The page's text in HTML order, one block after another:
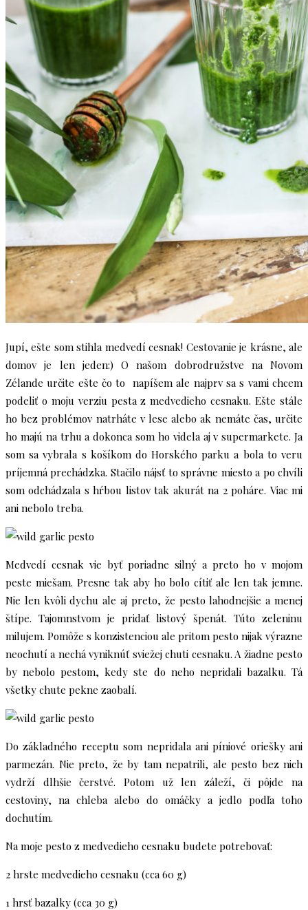
Jupí, ešte som stihla medvedí cesnak! Cestovanie je krásne, ale
domov je len jeden:) O našom dobrodružstve na Novom
Zélande určite ešte čo to napíšem ale najprv sa s vami chcem
podeliť o moju verziu pesta z medvedieho cesnaku. Ešte stále
ho bez problémov natrháte v lese alebo ak nemáte čas, určite
ho majú na trhu a dokonca som ho videla aj v supermarkete. Ja
som sa vybrala s košíkom do Horského parku a bola to veru
príjemná prechádzka. Stačilo nájsť to správne miesto a po chvíli
som odchádzala s hŕbou listov tak akurát na 2 poháre. Viac mi
ani nebolo treba.
Medvedí cesnak vie byť poriadne silný a preto ho v mojom
peste miešam. Presne tak aby ho bolo cítiť ale len tak jemne.
Nie len kvôli dychu ale aj preto, že pesto lahodnejšie a menej
štípe. Tajomnstvom je pridať listový špenát. Túto zeleninu
milujem. Pomôže s konzistenciou ale pritom pesto nijak výrazne
neochutí a nechá vyniknúť sviežej chuti cesnaku. A žiadne pesto
by nebolo pestom, kedy ste do neho nepridali bazalku. Tá
všetky chute pekne zaobalí.
Do základného receptu som nepridala ani píniové oriešky ani
parmezán. Nie preto, že by tam nepatrili, ale pesto bez nich
vydrží dlhšie čerstvé. Potom už len záleží, či pôjde na
cestoviny, na chleba alebo do omáčky a jedlo podľa toho
dochutím.
Na moje pesto z medvedieho cesnaku budete potrebovať:
2 hrste medvedieho cesnaku (cca 60 g)
1 hrsť bazalky (cca 30 g)